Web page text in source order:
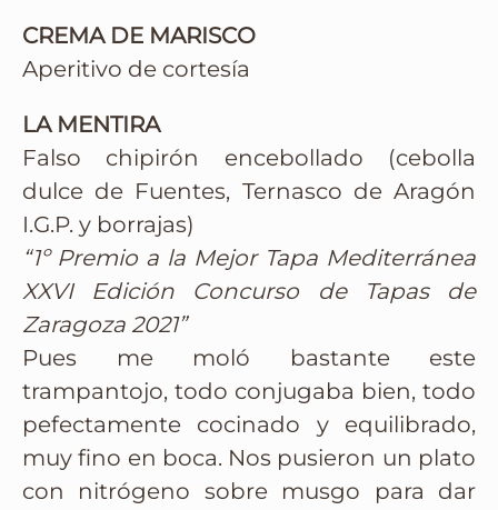
CREMA DE MARISCO
Aperitivo de cortesía
LA MENTIRA
Falso chipirón encebollado (cebolla
dulce de Fuentes, Ternasco de Aragón
I.G.P. y borrajas)
“1º Premio a la Mejor Tapa Mediterránea
XXVI Edición Concurso de Tapas de
Zaragoza 2021”
Pues me moló bastante este
trampantojo, todo conjugaba bien, todo
pefectamente cocinado y equilibrado,
muy fino en boca. Nos pusieron un plato
con nitrógeno sobre musgo para dar